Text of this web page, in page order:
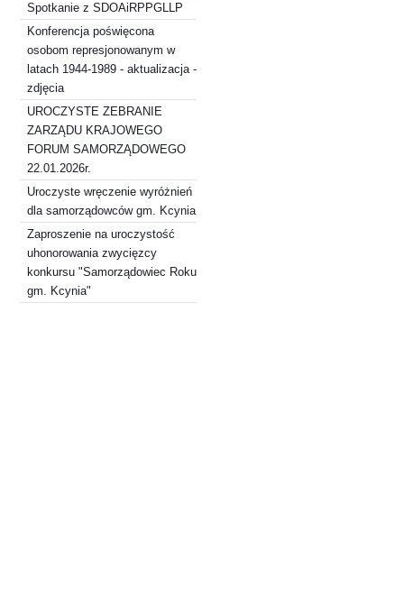
Spotkanie z SDOAiRPPGLLP
Konferencja poświęcona
osobom represjonowanym w
latach 1944-1989 - aktualizacja -
zdjęcia
UROCZYSTE ZEBRANIE
ZARZĄDU KRAJOWEGO
FORUM SAMORZĄDOWEGO
22.01.2026r.
Uroczyste wręczenie wyróżnień
dla samorządowców gm. Kcynia
Zaproszenie na uroczystość
uhonorowania zwycięzcy
konkursu "Samorządowiec Roku
gm. Kcynia"